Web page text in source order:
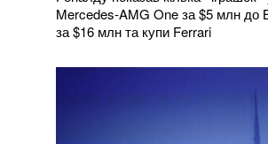
Mercedes-AMG One за $5 млн до
за $16 млн та купи Ferrari